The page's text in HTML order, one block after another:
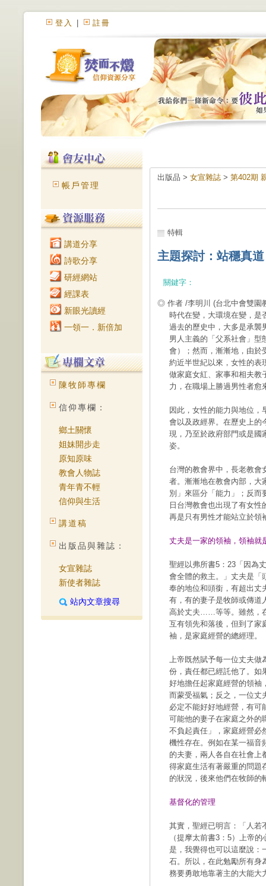
登入 註冊
帳戶管理
講道分享
詩歌分享
研經網站
經課表
新眼光讀經
一領一．新倍加
陳牧師專欄
信仰專欄：
鄉土關懷
姐妹開步走
原知原味
教會人物誌
青年青不輕
信仰與生活
講道稿
出版品與雜誌：
女宣雜誌
新使者雜誌
站內文章搜尋
出版品 > 女宣雜誌 > 第402期
特輯
主題探討：站穩真
關鍵字：
◎ 作者 /李明川 (台北中會雙園
時代在變，大環境在變，是
過去的歷史中，大多是承襲
男人主義的「父系社會」型
會）；然而，漸漸地，由於
約近半世紀以來，女性的表
做家庭女紅、家事和相夫教
力，在職場上勝過男性者愈
因此，女性的能力與地位
會以及政經界。在歷史上的
現，乃至於政府部門或是國
姿。
台灣的教會界中，長老教會
者。漸漸地在教會內部，大
別」來區分「能力」；反而
日台灣教會也出現了有女
再是只有男性才能站立於領
丈夫是一家的領袖，領袖就
聖經以弗所書5：23「因為
會全體的救主。」丈夫是「
奉的地位和頭銜，有超出丈
有，有的妻子是牧師或傳道
高於丈夫……等等。雖然，
互有領先和落後，但到了家
袖，是家庭經營的總經理。
上帝既然賦予每一位丈夫做
份，責任都已經託他了。如
好地擔任起家庭經營的領袖
而蒙受福氣；反之，一位丈
必定不能好好地經營，有可
可能他的妻子在家庭之外的
不負起責任」，家庭經營必
機性存在。例如在某一福音
的夫妻，兩人各自在社會上
得家庭生活有著嚴重的問題
的狀況，後來他們在牧師的
基督化的管理
其實，聖經已明言：「人若
（提摩太前書3：5）上帝
是，我覺得也可以這麼說：
石。所以，在此勉勵所有身
務要勇敢地靠著主的大能大